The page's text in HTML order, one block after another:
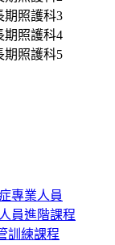
專業人員
員進階課程
訓練課程